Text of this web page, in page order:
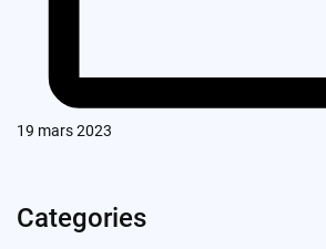
19 mars 2023
Categories